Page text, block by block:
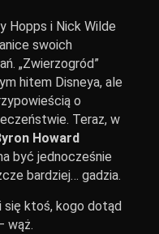
Hopps i Nick Wilde
swoich
„Zwierzogród”
hitem Disneya, ale
o
Teraz, w
Howard
być jednocześnie
bardziej… gadzia.
się ktoś, kogo dotąd
wąż.